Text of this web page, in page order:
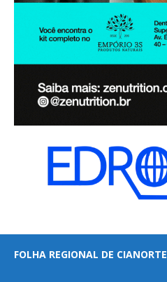
FOLHA REGIONAL DE CIANORTE